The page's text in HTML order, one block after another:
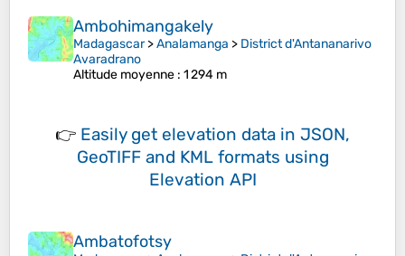
Ambohimangakely
Madagascar>Analamanga > District d'Antananarivo
Avaradrano
Altitude moyenne : 1 294 m
👉 Easily get elevation data in JSON,
GeoTIFF and KML formats using
Elevation API
Ambatofotsy